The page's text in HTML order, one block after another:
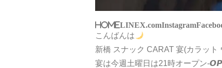
HOMELINEX.comInstagram
こんばんは
新橋 スナック CARAT 宴(カラット
宴は今週土曜日は21時オープン-